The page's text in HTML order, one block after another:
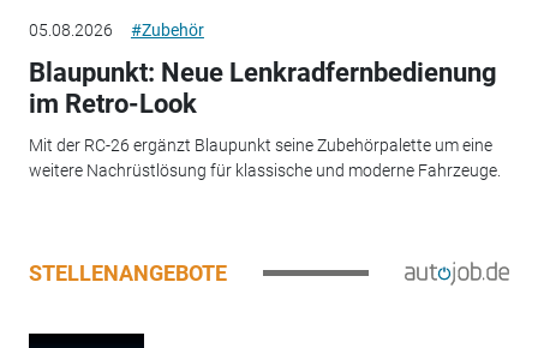
05.08.2026 #Zubehör
Blaupunkt: Neue Lenkradfernbedienung
im Retro-Look
Mit der RC-26 ergänzt Blaupunkt seine Zubehörpalette um eine
weitere Nachrüstlösung für klassische und moderne Fahrzeuge.
STELLENANGEBOTE